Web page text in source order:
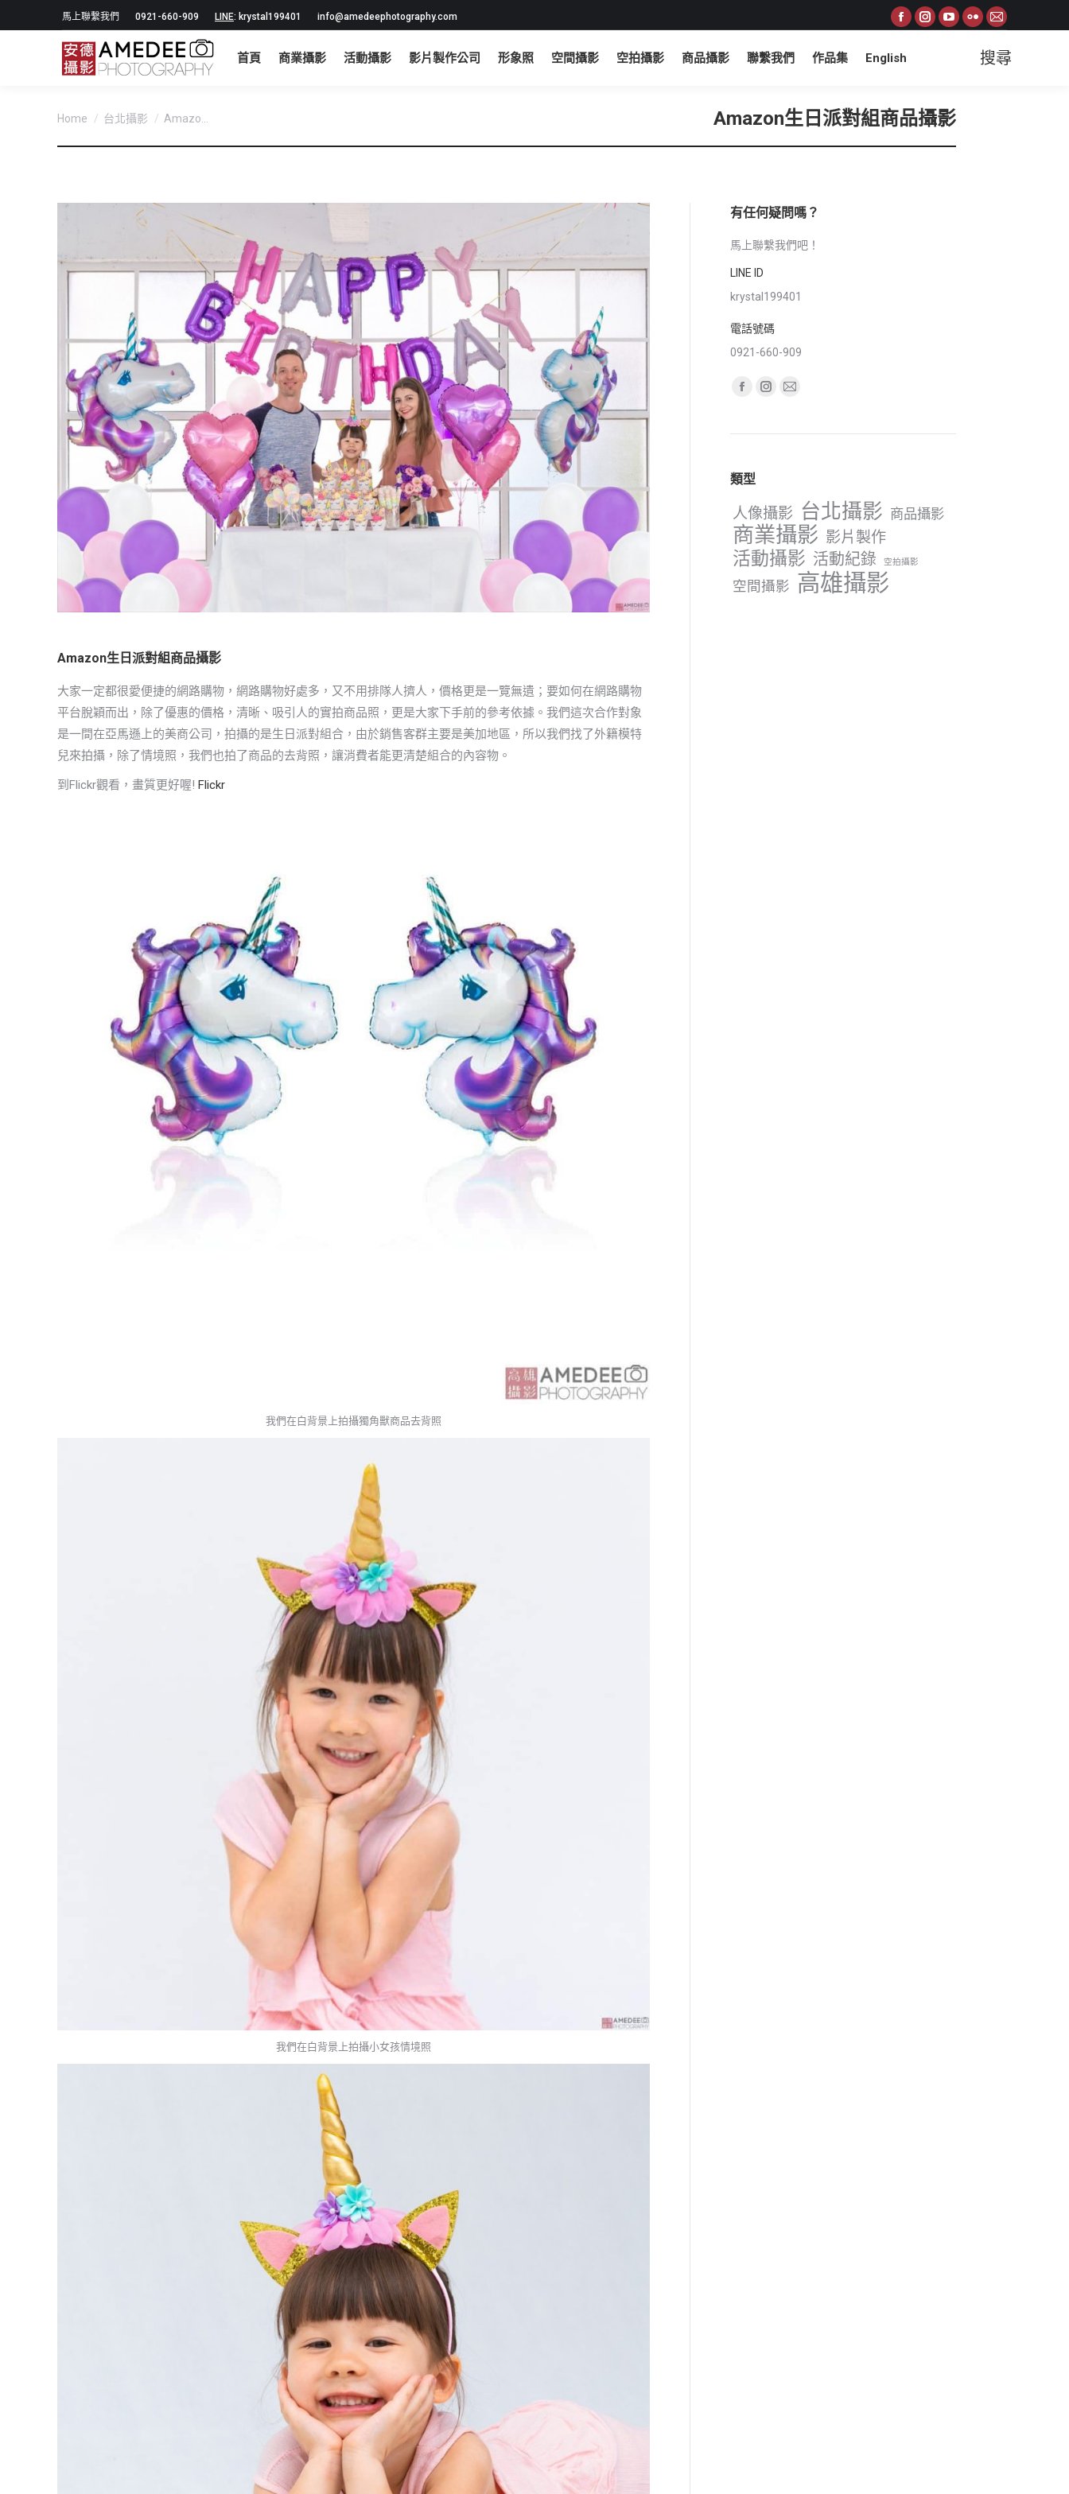
馬上聯繫我們 0921-660-909 LINE: krystal199401 info@amedeephotography.com
Facebook
opens
new
window
Instagram
new
window
YouTube
new
window
Flickr
page
opens
Mail
opens
首頁 商業攝影 活動攝影 影片製作公司 形象照 空間攝影 空拍攝影 商品攝影 聯繫我們 作品集 English Search:
搜尋
You are here:
Home 台北攝影 Amazo... Amazon生日派對組商品攝影
Amazon生日派對組商品攝影
大家一定都很愛便捷的網路購物，網路購物好處多，又不用排隊人擠人，價格更是一覽無遺；要如何在網路購物
平台脫穎而出，除了優惠的價格，清晰、吸引人的實拍商品照，更是大家下手前的參考依據。我們這次合作對象
是一間在亞馬遜上的美商公司，拍攝的是生日派對組合，由於銷售客群主要是美加地區，所以我們找了外籍模特
兒來拍攝，除了情境照，我們也拍了商品的去背照，讓消費者能更清楚組合的內容物。
到Flickr觀看，畫質更好喔! Flickr
我們在白背景上拍攝獨角獸商品去背照
我們在白背景上拍攝小女孩情境照
有任何疑問嗎？
馬上聯繫我們吧！
LINE ID
krystal199401
電話號碼
0921-660-909
Find us on:
Facebook
opens
new
Instagram
opens
Mail
opens
window
類型
人像攝影 台北攝影 商品攝影
商業攝影 影片製作
活動攝影 活動紀錄 空拍攝影
空間攝影 高雄攝影